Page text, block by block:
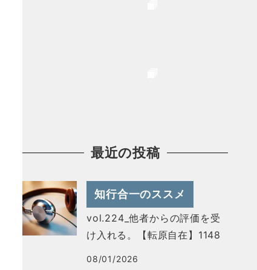
最近の投稿
知行合一のススメ
vol.224_他者からの評価を受
け入れる。【転原自在】1148
08/01/2026